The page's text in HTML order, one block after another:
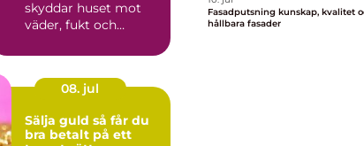
skyddar huset mot
väder, fukt och
som byggnaden får
ett...
08. jul
Sälja guld så får du
bra betalt på ett
Fasadputsning kunskap, kvalitet och
hållbara fasader